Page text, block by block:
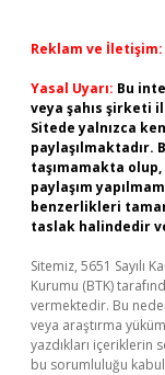
Reklam ve İletişim:
Yasal Uyarı: Bu
veya şahıs şirketi
Sitede yalnızca
taşımamakta
paylaşım
benzerlikleri
taslak halindedir
Sitemiz, 5651 Sayılı
Kurumu (BTK)
vermektedir. Bu
veya araştırma
yazdıkları içeriklerin
bu sorumluluğu kabul